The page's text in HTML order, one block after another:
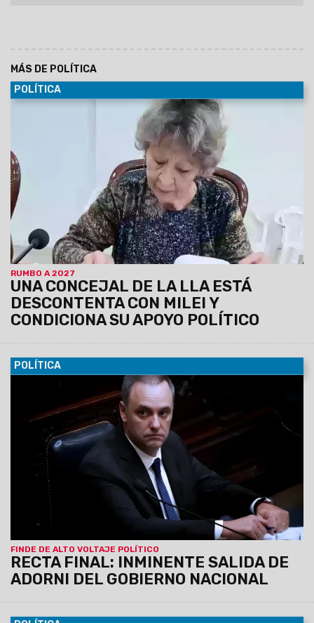
MÁS DE POLÍTICA
RUMBO A 2027
UNA CONCEJAL DE LA LLA ESTÁ
CONDICIONA SU APOYO POLÍTICO
27/07/2026 En medio de la crisis económica que golpea a
los jubilados, la concejal Mirta Edith Copes —integrante del
bloque de La Libertad Avanza en el Concejo Deliberante de
Orán—dejó trascender su descontento con la gestión
nacional y sembró dudas sobre si volverá a acompañar
a Javier Milei en una futura elección.